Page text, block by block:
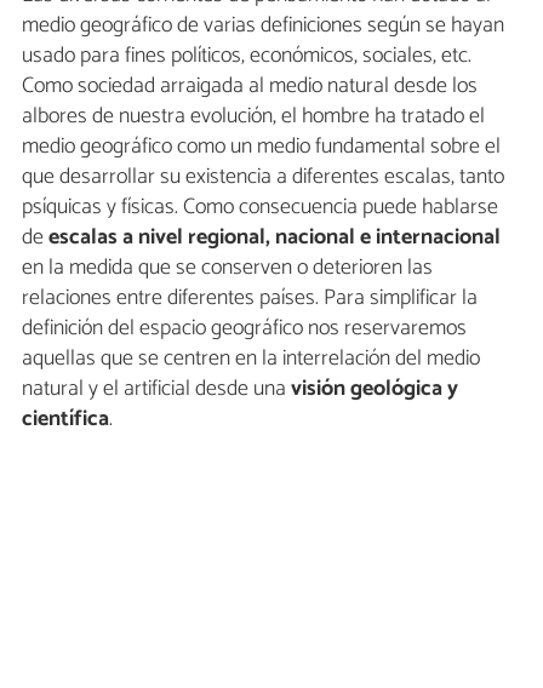
medio geográfico de varias definiciones según se hayan
usado para fines políticos, económicos, sociales, etc.
Como sociedad arraigada al medio natural desde los
albores de nuestra evolución, el hombre ha tratado el
medio geográfico como un medio fundamental sobre el
que desarrollar su existencia a diferentes escalas, tanto
psíquicas y físicas. Como consecuencia puede hablarse
deescalas a nivel regional, nacional e internacional
en la medida que se conserven o deterioren las
relaciones entre diferentes países. Para simplificar la
definición del espacio geográfico nos reservaremos
aquellas que se centren en la interrelación del medio
natural y el artificial desde unavisión geológica y
científica.